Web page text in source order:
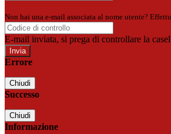
Non hai una e-mail associata al nome utente?
E-mail inviata, si prega di controllare la
Errore
Chiudi
Successo
Chiudi
Informazione